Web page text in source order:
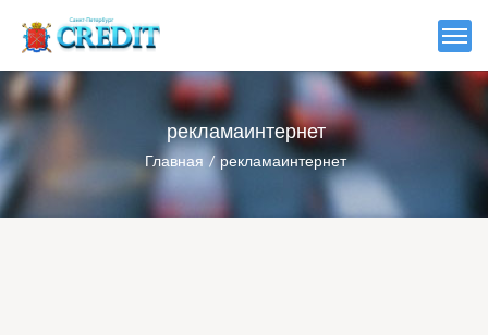
рекламаинтернет
Главная рекламаинтернет